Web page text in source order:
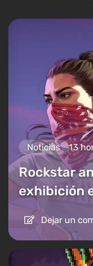
Noticias 13
Rockstar
exhibición
Dejar un